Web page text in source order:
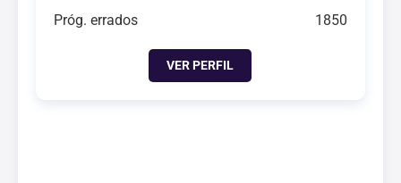
Próg. errados 1850
VER PERFIL